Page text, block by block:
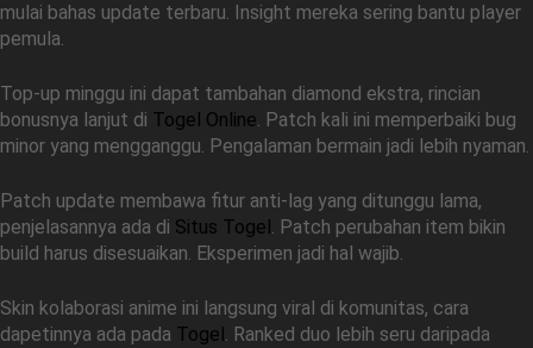
mulai bahas update terbaru. Insight mereka sering bantu player
pemula.
Top-up minggu ini dapat tambahan diamond ekstra, rincian
bonusnya lanjut di Togel Online. Patch kali ini memperbaiki bug
minor yang mengganggu. Pengalaman bermain jadi lebih nyaman.
Patch update membawa fitur anti-lag yang ditunggu lama,
penjelasannya ada di Situs Togel . Patch perubahan item bikin
build harus disesuaikan. Eksperimen jadi hal wajib.
Skin kolaborasi anime ini langsung viral di komunitas, cara
dapetinnya ada pada Togel . Ranked duo lebih seru daripada